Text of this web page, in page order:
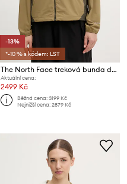
-13%
*-10 % s kódem: LST
The North Face treková bunda dámská Woven
Aktuální cena:
2499 Kč
Běžná cena:3199 Kč
Nejnižší cena:2879 Kč